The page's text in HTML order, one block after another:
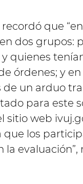
que
dos grupos:
quienes
órdenes; y
un arduo
para este
sitio web
que los
evaluación”,